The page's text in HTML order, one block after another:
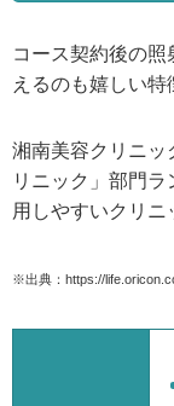
コース契約後の
えるのも嬉しい特
湘南美容クリニッ
リニック」部門ラ
用しやすいクリニ
※出典：https://